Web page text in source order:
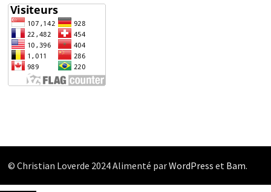
© Christian Loverde 2024 Alimenté parWordPress et Bam.